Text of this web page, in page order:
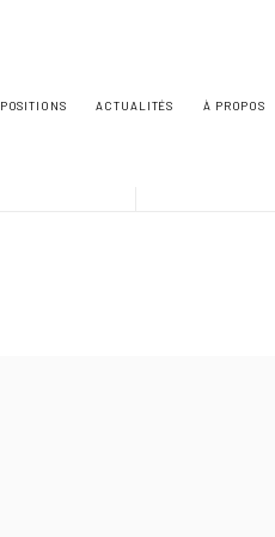
ACTUALITÉS À PROPOS